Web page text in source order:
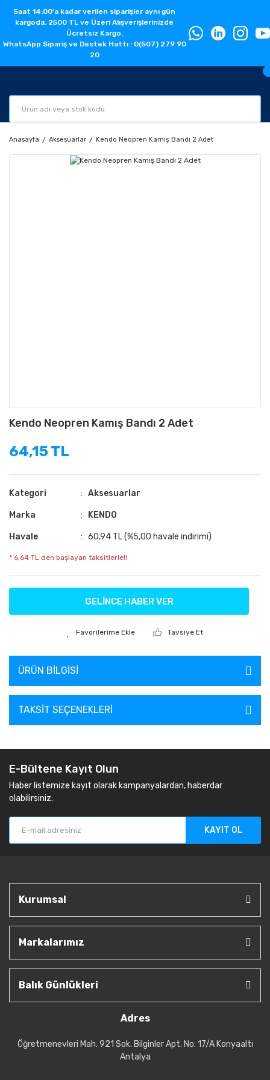
Saat 14:00'a kadar verilen siparişler aynı gün
kargoda. 2500 TL ve Üzeri Alışverişlerinizde
Ücretsiz Kargo.
WhatsApp Sipariş ve Destek Hattı : 0(507) 279 90
20
Anasayfa Aksesuarlar Kendo Neopren Kamış Bandı 2 Adet
Kendo Neopren Kamış Bandı 2 Adet
64,15 TL
Kategori Aksesuarlar
Marka KENDO
Havale 60,94 TL (%5,00 havale indirimi)
* 6,64 TL den başlayan taksitlerle!!
GELİNCE HABER VER
Tavsiye Et
ÜRÜN BILGISI
TAKSIT SEÇENEKLERI
E-Bültene Kayıt Olun
Haber listemize kayıt olarak kampanyalardan, haberdar
olabilirsiniz.
KAYIT OL
Kurumsal
Markalarımız
Balık Günlükleri
Adres
Öğretmenevleri Mah. 921 Sok. Bilginler Apt. No: 17/A Konyaaltı
Antalya